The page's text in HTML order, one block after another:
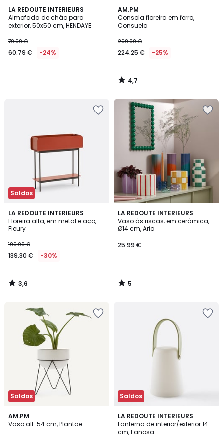
LA REDOUTE INTERIEURS
Almofada de chão para
exterior, 50x50 cm, HENDAYE
79.99 €
60.79 € -24%
AM.PM
Consola floreira em ferro,
Consuela
299.00 €
224.25 € -25%
4,7
/ 5
4,7
/
Saldos
LA REDOUTE INTERIEURS
Floreira alta, em metal e aço,
Fleury
199.00 €
139.30 € -30%
3,6
/ 5
3,6
/
LA REDOUTE INTERIEURS
Vaso às riscas, em cerâmica,
Ø14 cm, Ario
25.99 €
5
/
5
5
/
Saldos
AM.PM
Vaso alt. 54 cm, Plantae
4,6
/ 5
Saldos
LA REDOUTE INTERIEURS
Lanterna de interior/exterior 14
cm, Fanosa
2,5
/ 5
3
Cores